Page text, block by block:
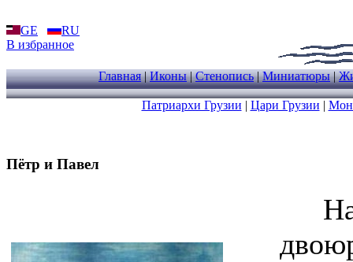
GE
RU
В избранное
Главная|Иконы|Стенопись|Миниатюры|
Патриархи Грузии | Цари Грузии |
Пётр и Павел